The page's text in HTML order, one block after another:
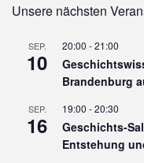
Unsere nächsten
SEP.
10
20:00 -21:00
Brandenburg
SEP.
16
19:00 -20:30
Geschichts-
Entstehung